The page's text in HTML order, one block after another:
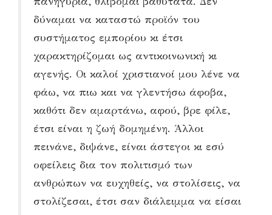
δύναμαι να καταστώ προϊόν του
συστήματος εμπορίου κι έτσι
χαρακτηρίζομαι ως αντικοινωνική κι
αγενής. Οι καλοί χριστιανοί μου λένε να
φάω, να πιω και να γλεντήσω άφοβα,
καθότι δεν αμαρτάνω, αφού, βρε φίλε,
έτσι είναι η ζωή δομημένη. Άλλοι
πεινάνε, διψάνε, είναι άστεγοι κι εσύ
οφείλεις δια τον πολιτισμό των
ανθρώπων να ευχηθείς, να στολίσεις, να
στολίζεσαι, έτσι σαν διάλειμμα να είσαι